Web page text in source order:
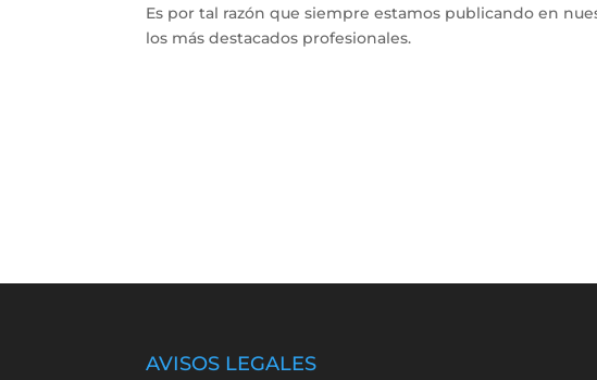
Es por tal razón que siempre estamos publicando en
los más destacados profesionales.
AVISOS LEGALES